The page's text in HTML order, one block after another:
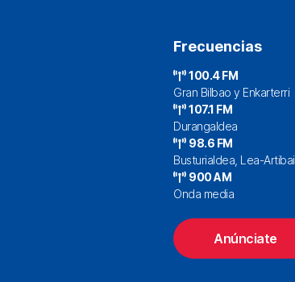
Frecuencias
100.4 FM
Gran Bilbao y Enkarterri
107.1 FM
Durangaldea
98.6 FM
Busturialdea, Lea-
900 AM
Onda media
Anúnciate